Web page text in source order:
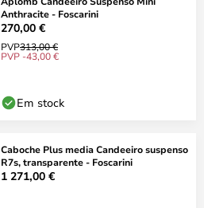
Anthracite - Foscarini
270,00 €
PVP313,00 €
PVP -43,00 €
Em stock
Caboche Plus media Candeeiro suspenso
R7s, transparente - Foscarini
1 271,00 €